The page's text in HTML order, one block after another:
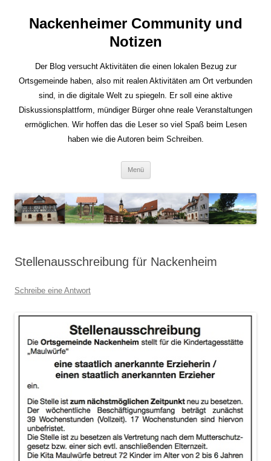
Nackenheimer Community und
Notizen
Der Blog versucht Aktivitäten die einen lokalen Bezug zur
Ortsgemeinde haben, also mit realen Aktivitäten am Ort verbunden
sind, in die digitale Welt zu spiegeln. Er soll eine aktive
Diskussionsplattform, mündiger Bürger ohne reale Veranstaltungen
ermöglichen. Wir hoffen das die Leser so viel Spaß beim Lesen
haben wie die Autoren beim Schreiben.
Menü
Stellenausschreibung für Nackenheim
Schreibe eine Antwort